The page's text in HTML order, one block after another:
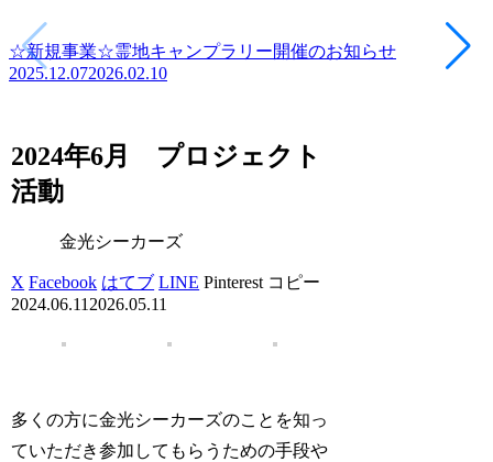
☆新規事業☆霊地キャンプラリー開催のお知らせ
2025.12.072026.02.10
2024年6月 プロジェクト
活動
金光シーカーズ
X Facebook はてブ LINE Pinterest コピー
2024.06.11 2026.05.11
多くの方に金光シーカーズのことを知っ
ていただき参加してもらうための手段や